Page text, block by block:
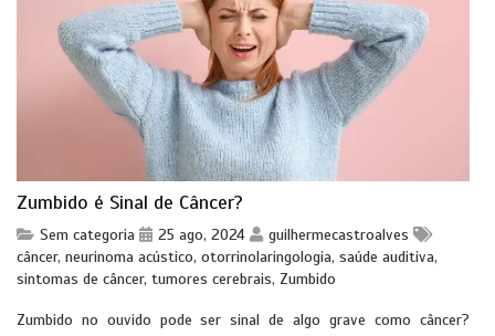
Zumbido é Sinal de Câncer?
Sem categoria 25 ago, 2024
guilhermecastroalves
câncer, neurinoma acústico, otorrinolaringologia, saúde auditiva,
sintomas de câncer, tumores cerebrais, Zumbido
Zumbido no ouvido pode ser sinal de algo grave como câncer?